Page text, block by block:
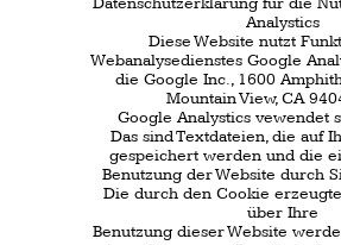
gegenüber dem Website Betreiber zu erbringen.
Die im Rahmen von Google Analystics von Ihrem
Browser übermittelte IP-Adresse wird nicht mit
anderen Daten von Google zusammengeführt.
Sie können die Speicherung der Cookies durch
eine entsprechende Einstellung Ihrer Browser
Software verhindern; wir weisen jedoch darauf
hin, dass Sie in diesem Falle gegebenenfalls nicht
sämtliche Funktionen dieser Website
vollumfänglich werden nutzen können.
Sie können darüber hinaus die Erfassung der
durch die Cookies erzeugten und auf Ihre Nutzung
der Website bezogenen Daten (inkl. Ihrer IP-
Adresse) an Google sowie die Verarbeitung dieser
Daten durch Google verhindern, indem Sie das
unter dem folgenden Link verfügbare Browser-
Plugin herunterladen und installieren:
https://tools.google.com/dlpage/gaoptout?hl=de